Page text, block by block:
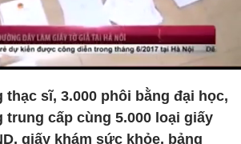
thạc sĩ, 3.000 phôi bằng đại học,
trung cấp cùng 5.000 loại giấy
giấy khám sức khỏe, bảng